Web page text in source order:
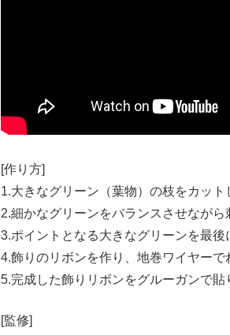
[作り方]
1.大きなグリーン（葉物）の枝をカッ
2.細かなグリーンをバランスさせながら
3.ポイントとなる大きなグリーンを最後
4.飾りのリボンを作り、地巻ワイヤーで
5.完成した飾りリボンをグルーガンで貼
[監修]